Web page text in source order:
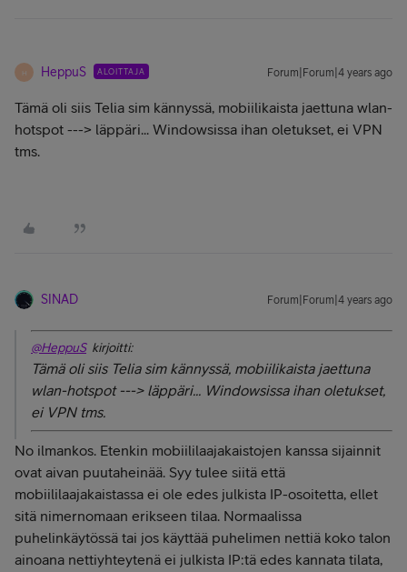
H HeppuS ALOITTAJA Forum|Forum|4 years ago
Tämä oli siis Telia sim kännyssä, mobiilikaista jaettuna wlan-
hotspot ---> läppäri... Windowsissa ihan oletukset, ei VPN
tms.
SINAD Forum|Forum|4 years ago
@HeppuSkirjoitti:
Tämä oli siis Telia sim kännyssä, mobiilikaista jaettuna
wlan-hotspot ---> läppäri... Windowsissa ihan oletukset,
ei VPN tms.
No ilmankos. Etenkin mobiililaajakaistojen kanssa sijainnit
ovat aivan puutaheinää. Syy tulee siitä että
mobiililaajakaistassa ei ole edes julkista IP-osoitetta, ellet
sitä nimernomaan erikseen tilaa. Normaalissa
puhelinkäytössä tai jos käyttää puhelimen nettiä koko talon
ainoana nettiyhteytenä ei julkista IP:tä edes kannata tilata,